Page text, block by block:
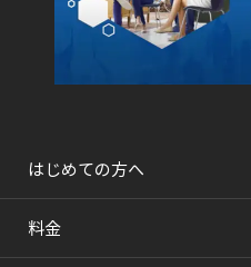
はじめての方へ
料金